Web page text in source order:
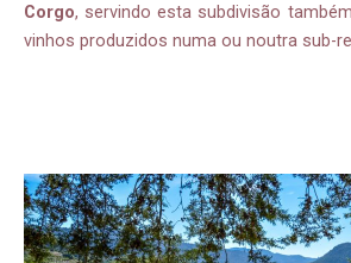
Corgo, servindo esta subdivisão
vinhos produzidos numa ou noutra sub-